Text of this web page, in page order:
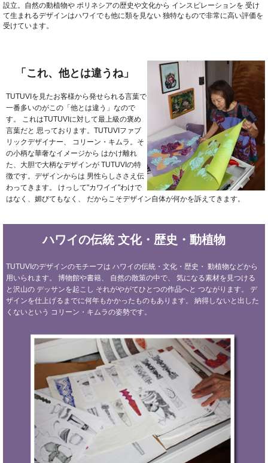
設立。自然の動植物や ポリネシアの歴史や文化から インスピレーションを 受け
て生まれるデザインはハワイでも他に類を見ない 独特なもので非常に高い評価を
受けています。
「これ、他とは違うね」
TUTUVIを見たお客様から発せられる言葉で
一番多いのがこの「他とは違う」なので
す。
これはTUTUVIに対して最上級の褒め
言葉だと 思っております。TUTUVIファブ
リックデザイナー、
コリーン・キムラ。そ
の小柄な華奢なイメージから はかけ離れ
た、大胆で大柄なデザインが TUTUVIの特
徴です。デザインからは 男性らしささえ伝
わってきます。
けっして"カワイイ"わけで
はなく、媚びてもなく、
だからこそデザイン自体が何かを訴えてきます。
ハワイの伝統文化・歴史・動植物
TUTUVIのデザインのモチーフは ハワイの伝統・文化・歴史・ 動植物などから
用いられます。
博物館や書籍、 自然の散策の中で、
気になる素材を見つける
と沢山の デッサンを起こし それがやがてひとつの作品へと つながります。 デ
ザインを仕上げるまでに何年もかかったものもあります。
納得しないと出した
くないという コリーン・キムラの姿勢です。